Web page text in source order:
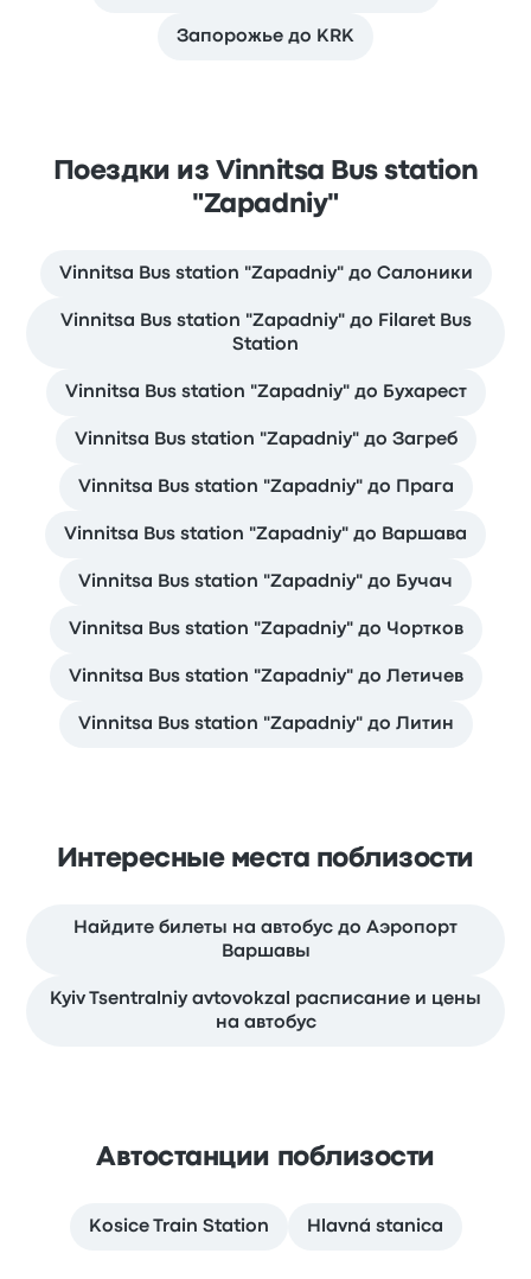
Запорожье до KRK
Поездки из Vinnitsa Bus station
"Zapadniy"
Vinnitsa Bus station "Zapadniy" до Салоники
Vinnitsa Bus station "Zapadniy" до Filaret Bus
Station
Vinnitsa Bus station "Zapadniy" до Бухарест
Vinnitsa Bus station "Zapadniy" до Загреб
Vinnitsa Bus station "Zapadniy" до Прага
Vinnitsa Bus station "Zapadniy" до Варшава
Vinnitsa Bus station "Zapadniy" до Бучач
Vinnitsa Bus station "Zapadniy" до Чортков
Vinnitsa Bus station "Zapadniy" до Летичeв
Vinnitsa Bus station "Zapadniy" до Литин
Интересные места поблизости
Найдите билеты на автобус до Аэропорт
Варшавы
Kyiv Tsentralniy avtovokzal расписание и цены
на автобус
Автостанции поблизости
Kosice Train Station Hlavná stanica